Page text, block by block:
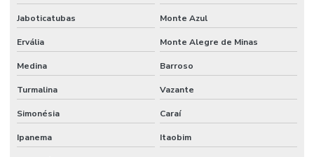
Orçamento de manutenção preventiva
Planejamento De Manutenção Preventiva
Planos De Manutenção Preventiva Para Indústrias
Planos de manutenção preventiva
Prevenção De Falhas Em Equipamentos
Profissionais de manutenção
Jaboticatubas Monte Azul
Ervália Monte Alegre de Minas
Medina Barroso
Turmalina Vazante
Simonésia Caraí
Ipanema Itaobim